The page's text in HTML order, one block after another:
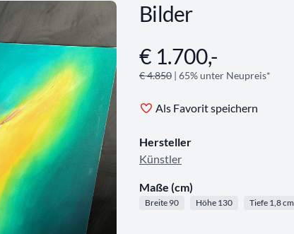
Bilder
Angebotsinformationen
€ 1.700,-
€ 4.850 | 65% unter Neupreis*
Als Favorit speichern
Hersteller
Künstler
Maße (cm)
Breite 90 Höhe 130 Tiefe 1,8 cm